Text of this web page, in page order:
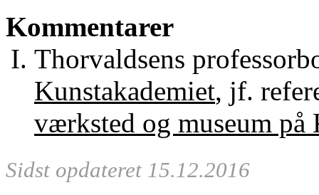
Kommentarer
Thorvaldsens
Kunstakademiet, jf.
værksted og museum på
Sidst opdateret 15.12.2016